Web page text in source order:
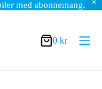
med abonnemang.
Varukorg
0 kr